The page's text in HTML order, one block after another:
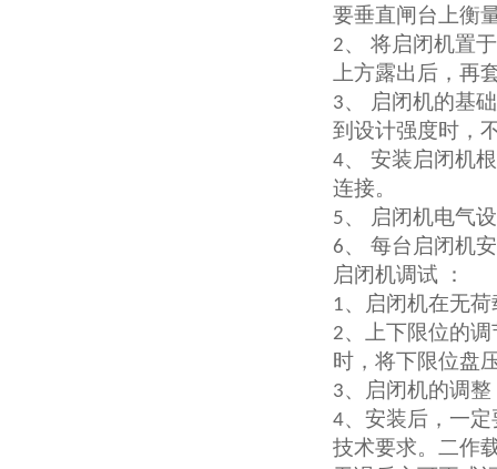
要垂直闸台上衡
2、 将启闭机置
上方露出后，再
3、 启闭机的基
到设计强度时，
4、 安装启闭机
连接。
5、 启闭机电气
6、 每台启闭机
启闭机调试
：
1、启闭机在无
2、上下限位的
时，将下限位盘
3、启闭机的调
4、安装后，一
技术要求。二作